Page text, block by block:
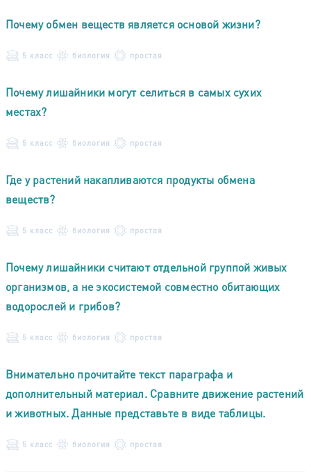
Почему обмен веществ является основой жизни?
5 класс биология простая
Почему лишайники могут селиться в самых сухих
местах?
5 класс биология простая
Где у растений накапливаются продукты обмена
веществ?
5 класс биология простая
Почему лишайники считают отдельной группой живых
организмов, а не экосистемой совместно обитающих
водорослей и грибов?
5 класс биология простая
Внимательно прочитайте текст параграфа и
дополнительный материал. Сравните движение растений
и животных. Данные представьте в виде таблицы.
5 класс биология простая